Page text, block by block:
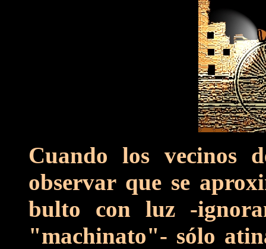
Cuando los vecinos
observar que se
bulto con luz -
"machinato"- sólo